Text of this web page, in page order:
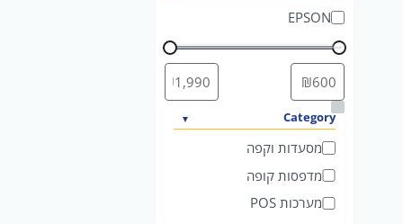
EPSON
Category
ק
ט מסעדות וקפה
מדפסות קופה
מערכות POS